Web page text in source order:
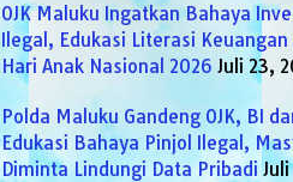
OJK Maluku Ingatkan Bahaya
Ilegal, Edukasi Literasi Keuangan
Hari Anak Nasional 2026 Juli 23,
Polda Maluku Gandeng OJK, BI
Edukasi Bahaya Pinjol Ilegal,
Diminta Lindungi Data Pribadi Juli